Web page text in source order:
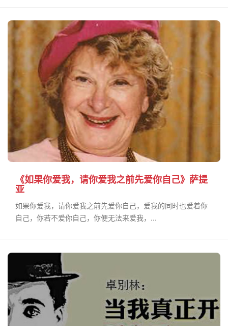
《如果你爱我，请你爱我之前先爱你自己》萨提
亚
如果你爱我，请你爱我之前先爱你自己，爱我的同时也爱着你
自己，你若不爱你自己，你便无法来爱我，...